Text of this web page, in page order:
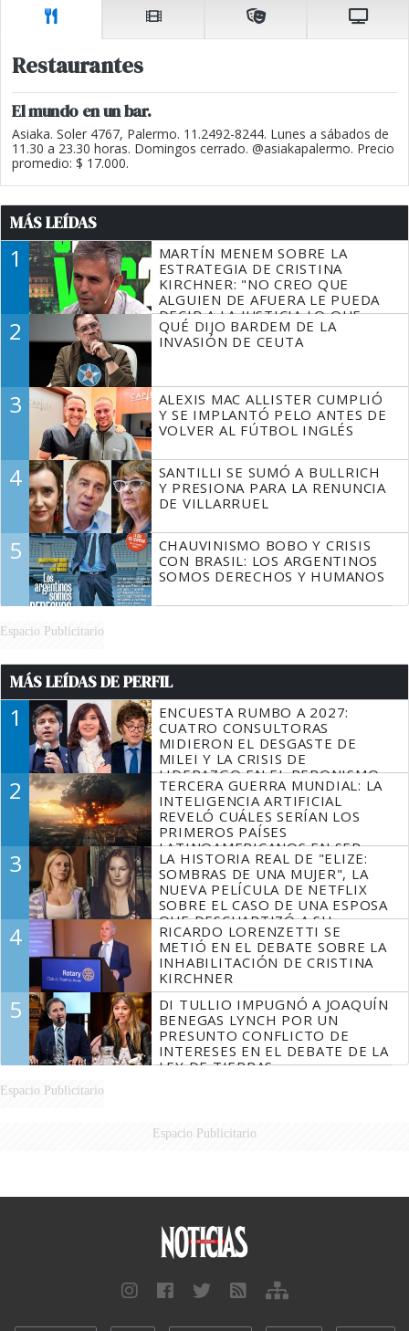
Restaurantes
El mundo en un bar.
Asiaka. Soler 4767, Palermo. 11.2492-8244. Lunes a sábados de
11.30 a 23.30 horas. Domingos cerrado. @asiakapalermo. Precio
promedio: $ 17.000.
MÁS LEÍDAS
1
MARTÍN MENEM SOBRE LA
ESTRATEGIA DE CRISTINA
KIRCHNER: "NO CREO QUE
ALGUIEN DE AFUERA LE PUEDA
DECIR A LA JUSTICIA LO QUE
TIENE QUE HACER"
2
QUÉ DIJO BARDEM DE LA
INVASIÓN DE CEUTA
3
ALEXIS MAC ALLISTER CUMPLIÓ
Y SE IMPLANTÓ PELO ANTES DE
VOLVER AL FÚTBOL INGLÉS
4
SANTILLI SE SUMÓ A BULLRICH
Y PRESIONA PARA LA RENUNCIA
DE VILLARRUEL
5
CHAUVINISMO BOBO Y CRISIS
CON BRASIL: LOS ARGENTINOS
SOMOS DERECHOS Y HUMANOS
Espacio Publicitario
MÁS LEÍDAS DE PERFIL
1
ENCUESTA RUMBO A 2027:
CUATRO CONSULTORAS
MIDIERON EL DESGASTE DE
MILEI Y LA CRISIS DE
LIDERAZGO EN EL PERONISMO
2
TERCERA GUERRA MUNDIAL: LA
INTELIGENCIA ARTIFICIAL
REVELÓ CUÁLES SERÍAN LOS
PRIMEROS PAÍSES
LATINOAMERICANOS EN SER
DERROTADOS
3
LA HISTORIA REAL DE "ELIZE:
SOMBRAS DE UNA MUJER", LA
NUEVA PELÍCULA DE NETFLIX
SOBRE EL CASO DE UNA ESPOSA
QUE DESCUARTIZÓ A SU
MARIDO
4
RICARDO LORENZETTI SE
METIÓ EN EL DEBATE SOBRE LA
INHABILITACIÓN DE CRISTINA
KIRCHNER
5
DI TULLIO IMPUGNÓ A JOAQUÍN
BENEGAS LYNCH POR UN
PRESUNTO CONFLICTO DE
INTERESES EN EL DEBATE DE LA
LEY DE TIERRAS
Espacio Publicitario
Espacio Publicitario